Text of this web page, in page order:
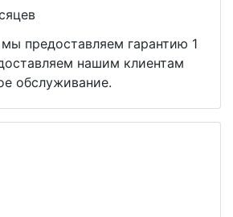
предоставляем гарантию 1
нашим клиентам
обслуживание.